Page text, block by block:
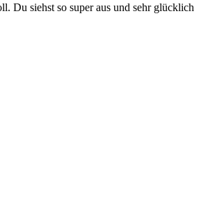
Du siehst so super aus und sehr glücklich